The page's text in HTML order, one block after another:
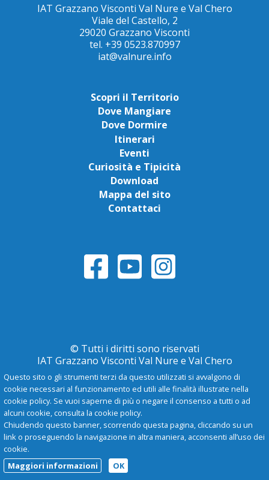
IAT Grazzano Visconti Val Nure e Val Chero
Viale del Castello, 2
29020 Grazzano Visconti
tel. +39 0523.870997
iat@valnure.info
Scopri il Territorio
Dove Mangiare
Dove Dormire
Itinerari
Eventi
Curiosità e Tipicità
Download
Mappa del sito
Contattaci
© Tutti i diritti sono riservati
IAT Grazzano Visconti Val Nure e Val Chero
Privacy Policy
Questo sito o gli strumenti terzi da questo utilizzati si avvalgono di
cookie necessari al funzionamento ed utili alle finalità illustrate nella
cookie policy. Se vuoi saperne di più o negare il consenso a tutti o ad
alcuni cookie, consulta la cookie policy.
Chiudendo questo banner, scorrendo questa pagina, cliccando su un
link o proseguendo la navigazione in altra maniera, acconsenti all’uso dei
cookie.
Maggiori informazioni
OK
- A +